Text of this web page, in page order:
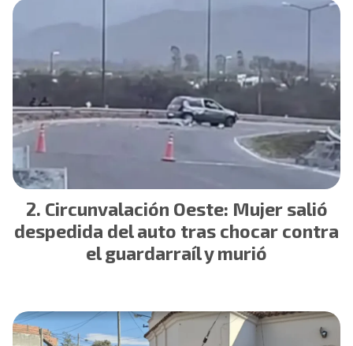
Circunvalación Oeste: Mujer salió
despedida del auto tras chocar contra
el guardarraíl y murió